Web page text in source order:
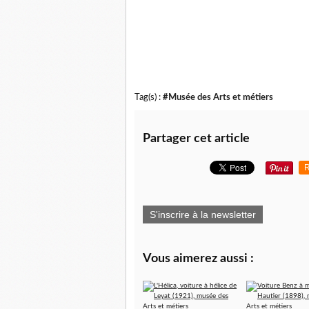
Tag(s) : #Musée des Arts et métiers
Partager cet article
S'inscrire à la newsletter
Vous aimerez aussi :